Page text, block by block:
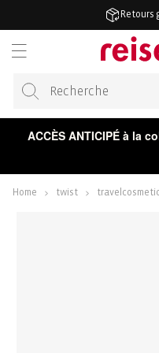
Retours
ACCÈS ANTICIPÉ à la
Home twist